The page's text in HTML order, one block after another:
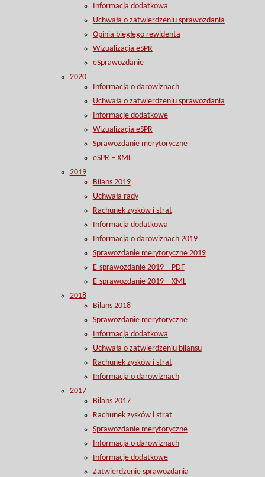
Informacja dodatkowa
Uchwała o zatwierdzeniu sprawozdania
Opinia biegłego rewidenta
Wizualizacja eSPR
eSprawozdanie
2020
Informacja o darowiznach
Uchwała o zatwierdzeniu sprawozdania
Informacje dodatkowe
Wizualizacja eSPR
Sprawozdanie merytoryczne
eSPR – XML
2019
Bilans 2019
Uchwała rady
Rachunek zysków i strat
Informacja dodatkowa
Informacja o darowiznach 2019
Sprawozdanie merytoryczne 2019
E-sprawozdanie 2019 – PDF
E-sprawozdanie 2019 – XML
2018
Bilans 2018
Sprawozdanie merytoryczne
Informacja dodatkowa
Uchwała o zatwierdzeniu bilansu
Rachunek zysków i strat
Informacja o darowiznach
2017
Bilans 2017
Rachunek zysków i strat
Sprawozdanie merytoryczne
Informacja o darowiznach
Informacje dodatkowe
Zatwierdzenie sprawozdania